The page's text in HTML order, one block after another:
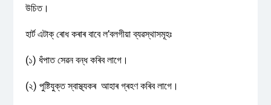
উচিত।
হার্ট এটাক্ ৰোধ কৰাৰ বাবে ল’বলগীয়া ব্যৱস্থাসমূহঃ
(১) ধঁপাত সেৱন বন্ধ কৰিব লাগে।
(২) পুষ্টিযুক্ত স্বাস্থ্যকৰ আহাৰ গ্ৰহণ কৰিব লাগে।